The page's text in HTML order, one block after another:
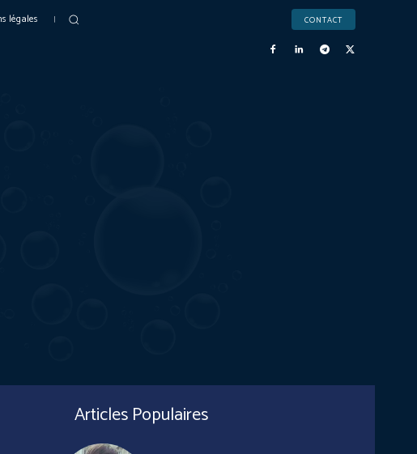
légales CONTACT
Articles Populaires